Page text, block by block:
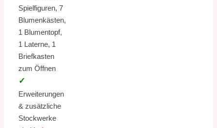
Spielfiguren, 7
Blumenkästen,
1 Blumentopf,
1 Laterne, 1
Briefkasten
zum Öffnen
✓
Erweiterungen
& zusätzliche
Stockwerke